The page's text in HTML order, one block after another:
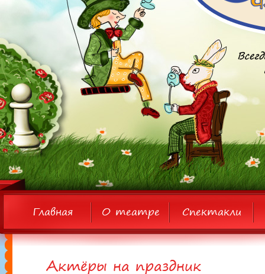
Главная О театре Спектакли
Актёры на праздник